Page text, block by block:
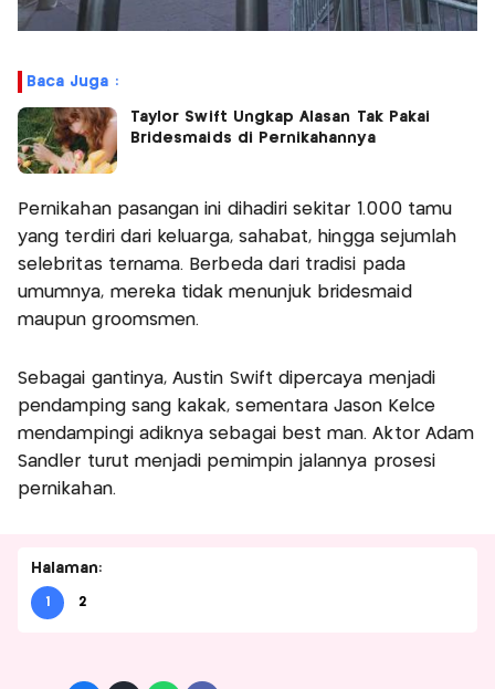
Baca Juga :
Taylor Swift Ungkap Alasan Tak Pakai
Bridesmaids di Pernikahannya
Pernikahan pasangan ini dihadiri sekitar 1.000 tamu
yang terdiri dari keluarga, sahabat, hingga sejumlah
selebritas ternama. Berbeda dari tradisi pada
umumnya, mereka tidak menunjuk bridesmaid
maupun groomsmen.
Sebagai gantinya, Austin Swift dipercaya menjadi
pendamping sang kakak, sementara Jason Kelce
mendampingi adiknya sebagai best man. Aktor Adam
Sandler turut menjadi pemimpin jalannya prosesi
pernikahan.
Halaman:
1 2